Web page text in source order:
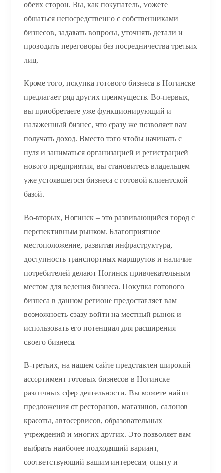
обеих сторон. Вы, как покупатель, можете
общаться непосредственно с собственниками
бизнесов, задавать вопросы, уточнять детали и
проводить переговоры без посредничества третьих
лиц.
Кроме того, покупка готового бизнеса в Ногинске
предлагает ряд других преимуществ. Во-первых,
вы приобретаете уже функционирующий и
налаженный бизнес, что сразу же позволяет вам
получать доход. Вместо того чтобы начинать с
нуля и заниматься организацией и регистрацией
нового предприятия, вы становитесь владельцем
уже устоявшегося бизнеса с готовой клиентской
базой.
Во-вторых, Ногинск – это развивающийся город с
перспективным рынком. Благоприятное
местоположение, развитая инфраструктура,
доступность транспортных маршрутов и наличие
потребителей делают Ногинск привлекательным
местом для ведения бизнеса. Покупка готового
бизнеса в данном регионе предоставляет вам
возможность сразу войти на местный рынок и
использовать его потенциал для расширения
своего бизнеса.
В-третьих, на нашем сайте представлен широкий
ассортимент готовых бизнесов в Ногинске
различных сфер деятельности. Вы можете найти
предложения от ресторанов, магазинов, салонов
красоты, автосервисов, образовательных
учреждений и многих других. Это позволяет вам
выбрать наиболее подходящий вариант,
соответствующий вашим интересам, опыту и